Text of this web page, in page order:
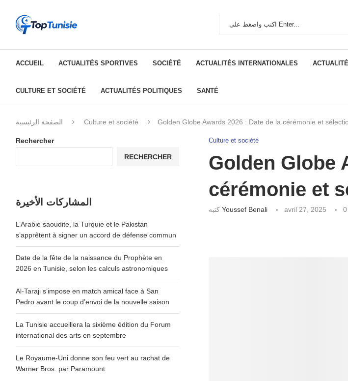
ACCUEIL ACTUALITÉS SPORTIVES SOCIÉTÉ ACTUALITÉS INTERNATIONALES
CULTURE ET SOCIÉTÉ ACTUALITÉS POLITIQUES SANTÉ
الصفحة الرئيسية Culture et société Golden Globe Awards 2026 : Date de la cérémonie et
Culture et société
Golden Globe
cérémonie et
كتبه Youssef Benali avril 27, 2025
Rechercher
RECHERCHER
المشاركات الأخيرة
L’Arabie saoudite, la Turquie et le Pakistan
s’apprêtent à signer un accord de défense commun
Date de la fête de la naissance du Prophète en
2026 en Tunisie, selon les calculs astronomiques
Al-Taraji s’impose en match amical face à San
Pedro avant le coup d’envoi de la nouvelle saison
La Tunisie accueillera la sixième édition du Forum
international des arts en septembre
Le Royaume-Uni donne son feu vert au rachat de
Warner Bros. par Paramount